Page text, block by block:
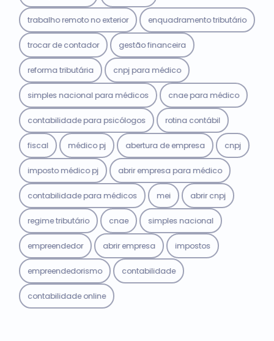
trabalho remoto no exterior enquadramento tributário
trocar de contador gestão financeira
reforma tributária cnpj para médico
simples nacional para médicos cnae para médico
contabilidade para psicólogos rotina contábil
fiscal médico pj abertura de empresa cnpj
imposto médico pj abrir empresa para médico
contabilidade para médicos mei abrir cnpj
regime tributário cnae simples nacional
empreendedor abrir empresa impostos
empreendedorismo contabilidade
contabilidade online